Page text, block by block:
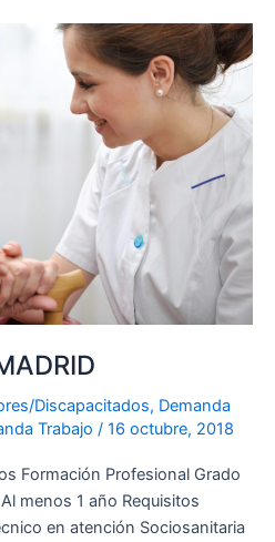
Discapacitados, Demanda
Trabajo / 16 octubre, 2018
Formación Profesional Grado
menos 1 año Requisitos
en atención Sociosanitaria